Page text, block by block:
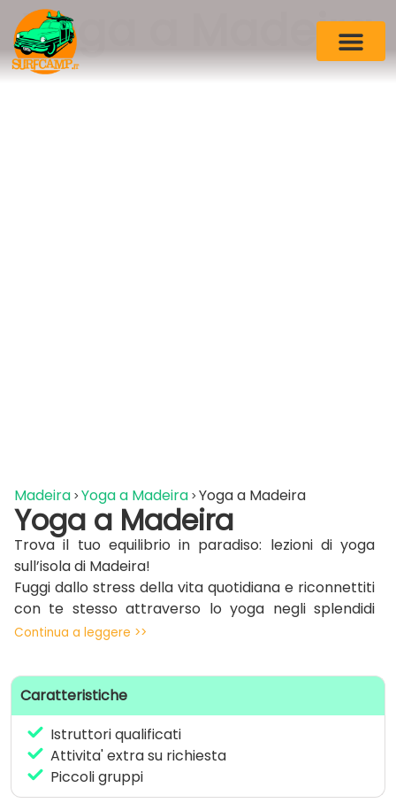
Yoga a Madeira
Madeira Yoga a Madeira Yoga a Madeira
Yoga a Madeira
Trova il tuo equilibrio in paradiso: lezioni di yoga
sull’isola di Madeira!
Fuggi dallo stress della vita quotidiana e riconnettiti
con te stesso attraverso lo yoga negli splendidi
paesaggi dell’isola di Madeira!
mozzafiato sull’oceano e sulle montagne
Lezioni per tutti i livelli: dai principianti agli
avanzati
Istruttori di yoga esperti e certificati
Esperienze di yoga all’alba, al tramonto e in
spiaggia
Continua a leggere >>
Caratteristiche
Istruttori qualificati
Attivita' extra su richiesta
Piccoli gruppi